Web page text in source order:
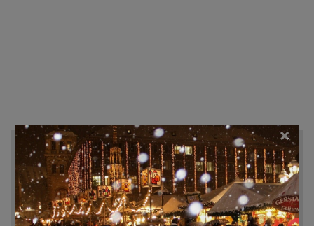
Recherche d'hôtels et autres...
Destination
×